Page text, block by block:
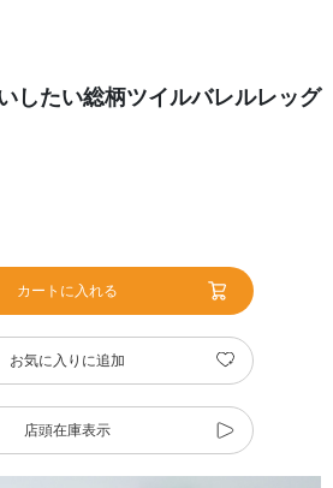
したい総柄ツイルバレルレッグ
カートに入れる
お気に入りに追加
店頭在庫表示